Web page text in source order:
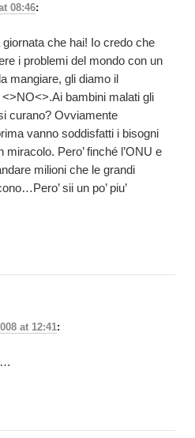
08:46:
che hai! Io credo che
i problemi del mondo con un
mangiare, gli diamo il
bambini malati gli
curano? Ovviamente
vanno soddisfatti i bisogni
Pero’ finché l’ONU e
milioni che le grandi
sii un po’ piu’
at 12:41: